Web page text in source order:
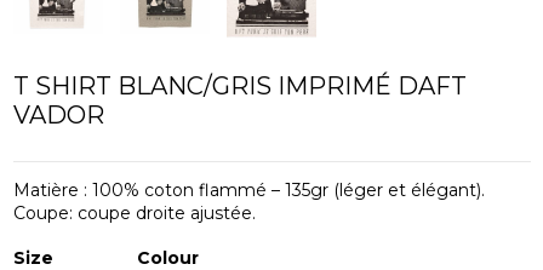
T SHIRT BLANC/GRIS IMPRIMÉ DAFT
VADOR
Matière : 100% coton flammé – 135gr (léger et élégant).
Coupe: coupe droite ajustée.
Size Colour